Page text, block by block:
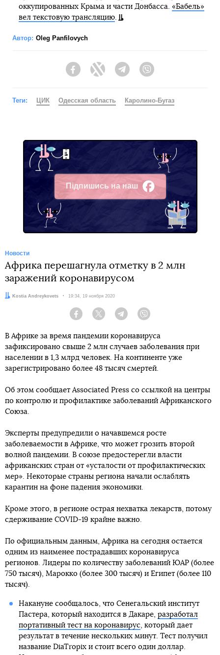
оккупированных Крыма и части Донбасса. «Бабель»
вел текстовую трансляцию.
Автор: Oleg Panfilovych
FacebookTwitter Telegram
Теги: ЦИК Одесская область Каролино-Бугаз
Підпишись на наш
Facebook
Новости
Африка перешагнула отметку в 2 млн
заражений коронавирусом
Автор:Kostia Andreykovets Дата:
19:34, 19 ноября 2020
Facebook Twitter Telegram
В Африке за время пандемии коронавируса
зафиксировано свыше 2 млн случаев заболевания при
населении в 1,3 млрд человек. На континенте уже
зарегистрировано более 48 тысяч смертей.
Об этом сообщает Associated Press со ссылкой на центры
по контролю и профилактике заболеваний Африканского
Союза.
Эксперты предупредили о начавшемся росте
заболеваемости в Африке, что может грозить второй
волной пандемии. В союзе предостерегли власти
африканских стран от «усталости от профилактических
мер». Некоторые страны региона начали ослаблять
карантин на фоне падения экономики.
Кроме этого, в регионе острая нехватка лекарств, потому
сдерживание COVID-19 крайне важно.
По официальным данным, Африка на сегодня остается
одним из наименее пострадавших коронавируса
регионов. Лидеры по количеству заболеваний ЮАР (более
750 тысяч), Марокко (более 300 тысяч) и Египет (более 110
тысяч).
Накануне сообщалось, что Сенегальский институт
Пастера, который находится в Дакаре, разработал
портативный тест на коронавирус, который дает
результат в течение нескольких минут. Тест получил
название DiaTropix и стоит всего один доллар.